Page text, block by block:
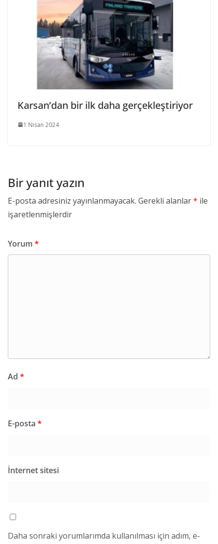
Karsan’dan bir ilk daha gerçekleştiriyor
1 Nisan 2024
Bir yanıt yazın
E-posta adresiniz yayınlanmayacak. Gerekli alanlar* ile
işaretlenmişlerdir
Yorum *
Ad *
E-posta *
İnternet sitesi
Daha sonraki yorumlarımda kullanılması için adım, e-